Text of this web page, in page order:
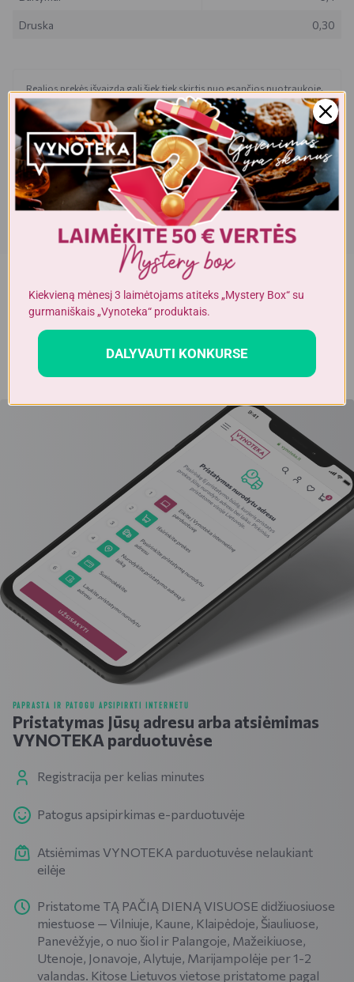
Druska 0,30
Realios prekės išvaizda gali šiek tiek skirtis nuo esančios nuotraukoje.
Prekės, kurias gausite, gali būti kitokioje pakuotėje bei kitokios
išvaizdos ar formos. Informacija produkto aprašyme, kuri pateikiama
elektroninėje parduotuvėje, yra bendro pobūdžio, todėl nėra tapati
informacijai, nurodomai ant produkto pakuotės. Ant produkto
pakuotės nurodoma informacija yra išsamesnė ir gali šiek tiek skirtis
nuo informacijos, nurodomos elektroninėje parduotuvėje pateiktų
prekių aprašymuose. Visada rekomenduojame perskaityti ir
vadovautis informacija, esančia ant prekės pakuotės. Akcijinių prekių
kiekis yra ribotas.
Dėmesio!Alkoholinius gėrimus gali įsigyti tik asmenys,
kuriems yrane mažiau kaip 20 metų
PAPRASTA IR PATOGU APSIPIRKTI INTERNETU
Pristatymas Jūsų adresu arba atsiėmimas
VYNOTEKA parduotuvėse
Registracija per kelias minutes
Patogus apsipirkimas e-parduotuvėje
Atsiėmimas VYNOTEKA parduotuvėse nelaukiant
eilėje
Pristatome TĄ PAČIĄ DIENĄ VISUOSE didžiuosiuose
miestuose — Vilniuje, Kaune, Klaipėdoje, Šiauliuose,
Panevėžyje, o nuo šiol ir Palangoje, Mažeikiuose,
Utenoje, Jonavoje, Alytuje, Marijampolėje per 1-2
valandas. Kitose Lietuvos vietose pristatome pagal
Kiekvieną mėnesį 3 laimėtojams atiteks „Mystery Box“ su
gurmaniškais „Vynoteka“ produktais.
DALYVAUTI KONKURSE